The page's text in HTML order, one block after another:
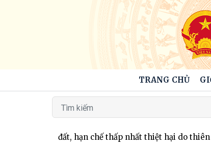
TRANG CHỦ
lớn, sạt lở đất, hạn chế thấp nhất thiệt hại do thiên